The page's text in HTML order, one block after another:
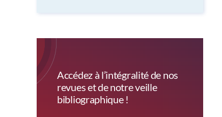
Accédez à l’intégralité de nos
revues et de notre veille
bibliographique !